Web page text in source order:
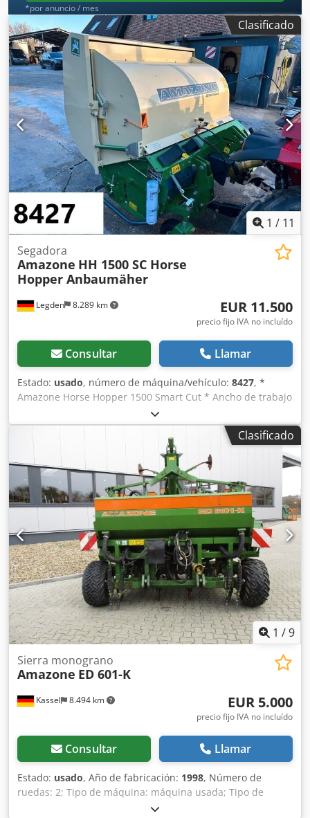
*por anuncio / mes
Clasificado
1 / 11
Legden 8.289 km
Segadora
Amazone HH 1500 SC Horse
Hopper Anbaumäher
EUR 11.500
precio fijo IVA no incluído
Consultar Llamar
Estado: usado, número de máquina/vehículo: 8427, *
Amazone Horse Hopper 1500 Smart Cut * Ancho de trabajo
1,50 m * Capacidad de tolva de recogida 1.500 l *
Enganche de 3 puntos para tractor * Cuchillas de ala H60 *
Rodillos de apoyo * Dispositivo de triturado (mulching) *
Toma de fuerza con rueda libre * Tolva de recogida con
vaciado hidráulico del suelo * Velocidad de rotación 2.650
rpm * Indicador de nivel de llenado -----Número interno de
vehículo: 8427 Djdorhy H Repfx Akwokr ¡Soporte por
WhatsApp disponible! Si tiene preguntas sobre la máquina
o necesita más información, no dude en escribirnos
cómodamente por WhatsApp. Whatsapp Whatsapp ----
Sujeto a errores y venta previa.
Clasificado
1 /9
Kassel 8.494 km
Sierra monograno
Amazone ED 601-K
EUR 5.000
precio fijo IVA no incluído
Consultar Llamar
Estado: usado, Año de fabricación: 1998, Número de
ruedas: 2; Tipo de máquina: máquina usada; Tipo de
bastidor: montaje; Sistema de fertilización / sinfín de